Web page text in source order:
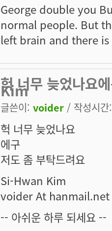
George double you
normal people. But
left brain and there
헉 너무 늦었나요
Kim
글쓴이: voider / 작성시
헉 너무 늦었나요
에구
저도 좀 부탁드려요
Si-Hwan Kim
voider At hanmail.net
-- 아쉬운 하루 되세요 --